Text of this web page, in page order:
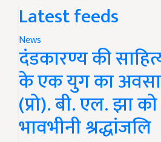
Latest feeds
News
दंडकारण्य की
के एक युग का
(प्रो). बी. एल. झा
भावभीनी श्रद्धांजलि